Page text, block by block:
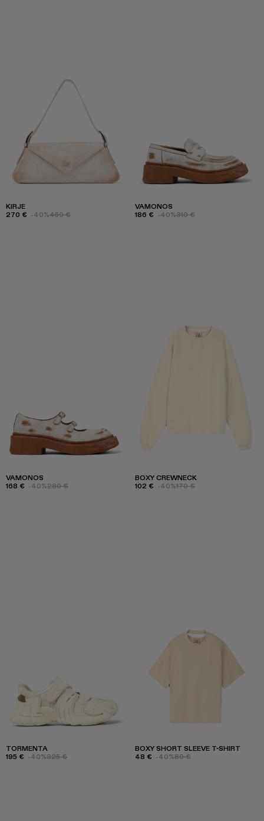
KIRJE
270 € -40%450 €
VAMONOS
186 € -40%310 €
VAMONOS
168 € -40%280 €
BOXY CREWNECK
102 € -40%170 €
TORMENTA
195 € -40%325 €
BOXY SHORT SLEEVE T-SHIRT
48 € -40%80 €